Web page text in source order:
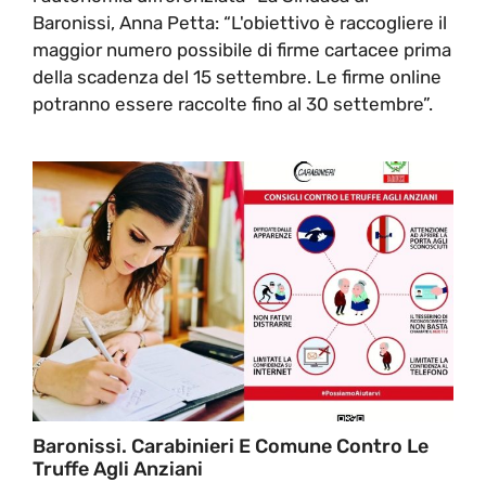
Baronissi, Anna Petta: “L'obiettivo è raccogliere il
maggior numero possibile di firme cartacee prima
della scadenza del 15 settembre. Le firme online
potranno essere raccolte fino al 30 settembre”.
Baronissi. Carabinieri E Comune Contro Le
Truffe Agli Anziani